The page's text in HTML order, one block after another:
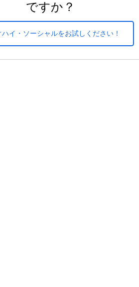
ですか？
ハイ・ソーシャルをお試しください！